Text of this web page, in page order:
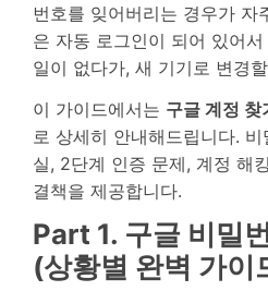
번호를 잊어버리는 경우가 자
은 자동 로그인이 되어 있어
일이 없다가, 새 기기로 변경
이 가이드에서는 구글 계정 찾
로 상세히 안내해드립니다.
실, 2단계 인증 문제, 계정 해
결책을 제공합니다.
Part 1. 구글 비밀
(상황별 완벽 가이